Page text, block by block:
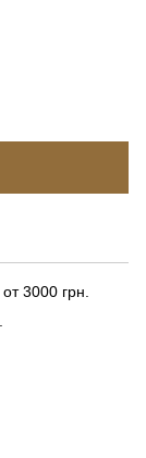
от 3000 грн.